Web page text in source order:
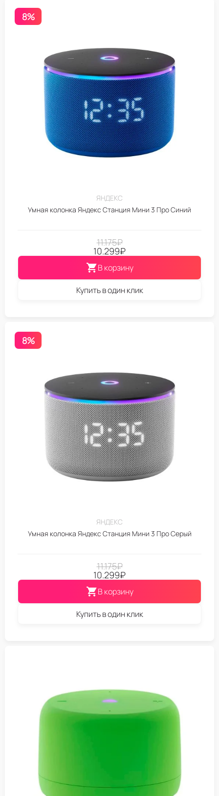
8%
ЯНДЕКС
Умная колонка Яндекс Станция Мини 3 Про Синий
11.175₽
10.299₽
В корзину
Купить в один клик
8%
ЯНДЕКС
Умная колонка Яндекс Станция Мини 3 Про Серый
11.175₽
10.299₽
В корзину
Купить в один клик